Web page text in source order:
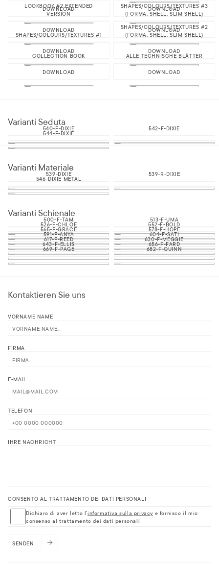
DOWNLOAD
DOWNLOAD
LOOKBOOK #2 EXTENDED
VERSION
DOWNLOAD
SHAPES/COLOURS/TEXTURES #3
(FORMA, SHELL, SLIM SHELL)
DOWNLOAD
SHAPES/COLOURS/TEXTURES #1
DOWNLOAD
SHAPES/COLOURS/TEXTURES #2
(FORMA, SHELL, SLIM SHELL)
DOWNLOAD
COLLECTION BOOK
DOWNLOAD
ALLE TECHNISCHE BLÄTTER
DOWNLOAD
Varianti Seduta
540-F-DIXIE 542-F-DIXIE
544-F-DIXIE
Varianti Materiale
539-DIXIE 539-R-DIXIE
546-DIXIE METAL
Varianti Schienale
500-F-TAM 513-F-UMA
526-F-CHLOE 552-F-BOLD
565-F-GRACE 578-F-HOPE
591-F-ANYA 604-F-SATI
617-F-REED 630-F-MEGGIE
643-F-ELLIS 656-F-FARD
669-F-PAGE 682-F-QUINN
Kontaktieren Sie uns
VORNAME NAME
FIRMA
E-MAIL
TELEFON
IHRE NACHRICHT
CONSENTO AL TRATTAMENTO DEI DATI PERSONALI
Dichiaro di aver letto l'informativa sulla privacy e fornisco il mio
consenso al trattamento dei dati personali
SENDEN